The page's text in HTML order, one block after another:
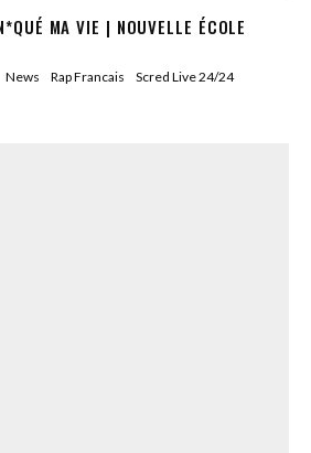
MA VIE | NOUVELLE ÉCOLE
News Rap Francais
Scred Live 24/24